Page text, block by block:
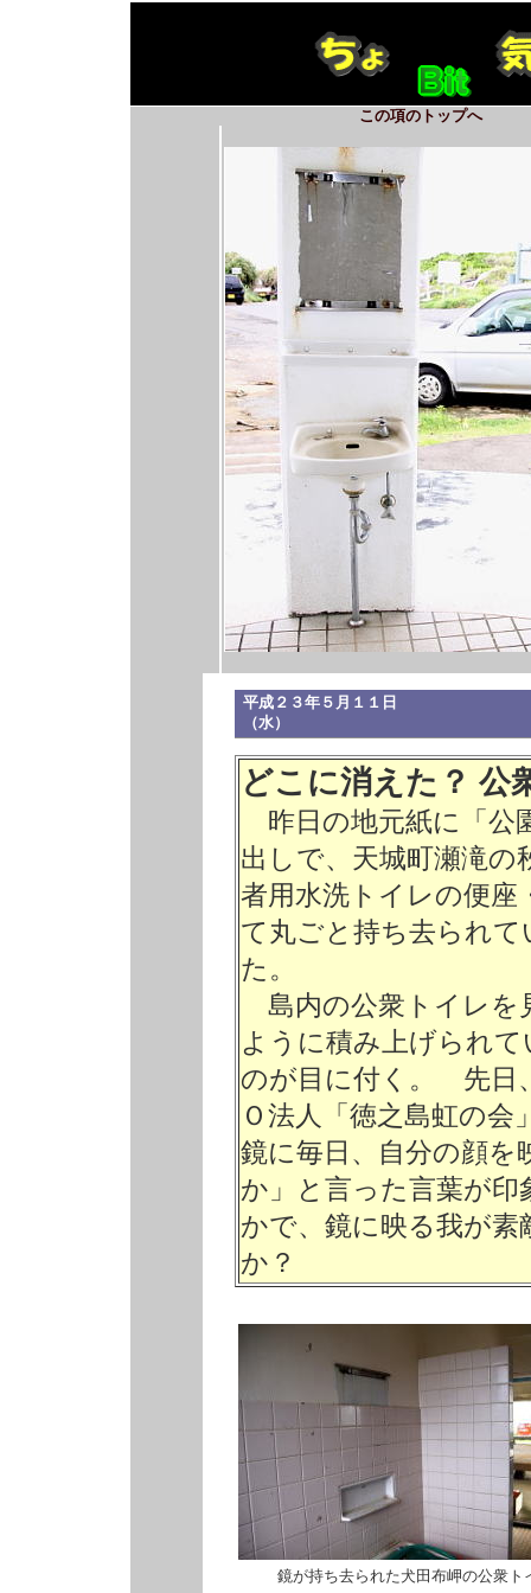
この項のトップへ
平成２３年５月１１日
（
どこに消えた？
昨日の地元紙に「公
出しで、天城町瀬滝
者用水洗トイレの便座
て丸ごと持ち去られ
た。
島内の公衆トイレを
ように積み上げられ
のが目に付く。 先日
Ｏ法人「徳之島虹の会
鏡に毎日、自分の顔
か」と言った言葉が
かで、鏡に映る我が
か？
鏡が持ち去られた犬田布岬の公衆ト